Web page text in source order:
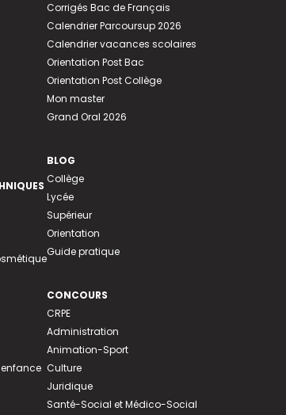
Corrigés Bac de Français
Calendrier Parcoursup 2026
Calendrier vacances scolaires
Orientation Post Bac
Orientation Post Collège
Mon master
Grand Oral 2026
BLOG
Collège
Lycée
Supérieur
Orientation
Guide pratique
CONCOURS
CRPE
Administration
Animation-Sport
Culture
Juridique
Santé-Social et Médico-Social